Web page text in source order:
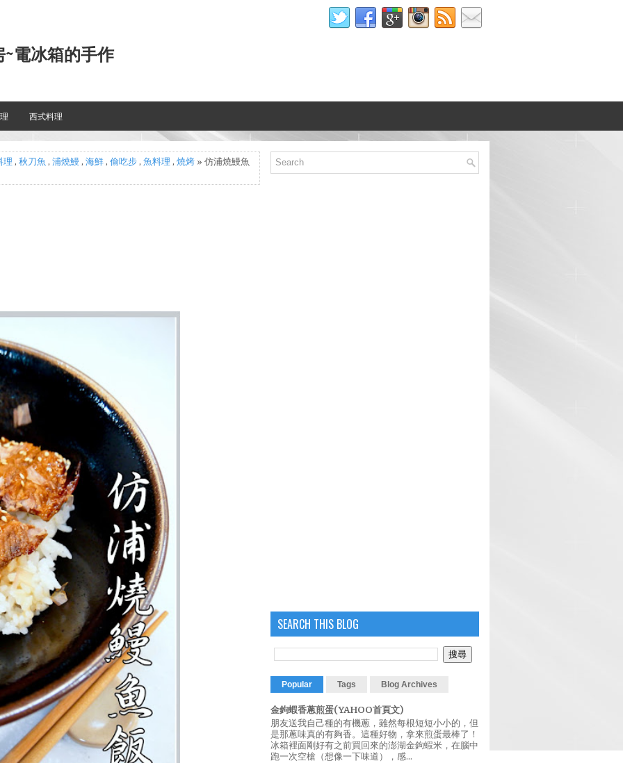
電冰箱的手作
西式料理
理 , 秋刀魚 , 浦燒鰻 , 海鮮 , 偷吃步 , 魚料理 , 燒烤 » 仿浦燒鰻魚
SEARCH THIS BLOG
Popular Tags Blog Archives
金鉤蝦香蔥煎蛋(YAHOO首頁文)
朋友送我自己種的有機蔥，雖然每根短短小小的，但
是那蔥味真的有夠香。這種好物，拿來煎蛋最棒了！
冰箱裡面剛好有之前買回來的澎湖金鉤蝦米，在腦中
跑一次空槍（想像一下味道），感...